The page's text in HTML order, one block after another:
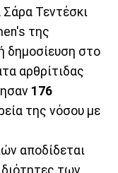
Τεντέσκι
της
δημοσίευση στο
αρθρίτιδας
176
της νόσου με
αποδίδεται
των